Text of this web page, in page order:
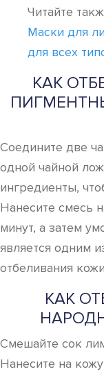
Читайте
Маски для
для всех
КАК
Соедините две
одной чайной
ингредиенты,
Нанесите смесь
минут, а затем
является одним
отбеливания
КАК
Смешайте сок
Нанесите на